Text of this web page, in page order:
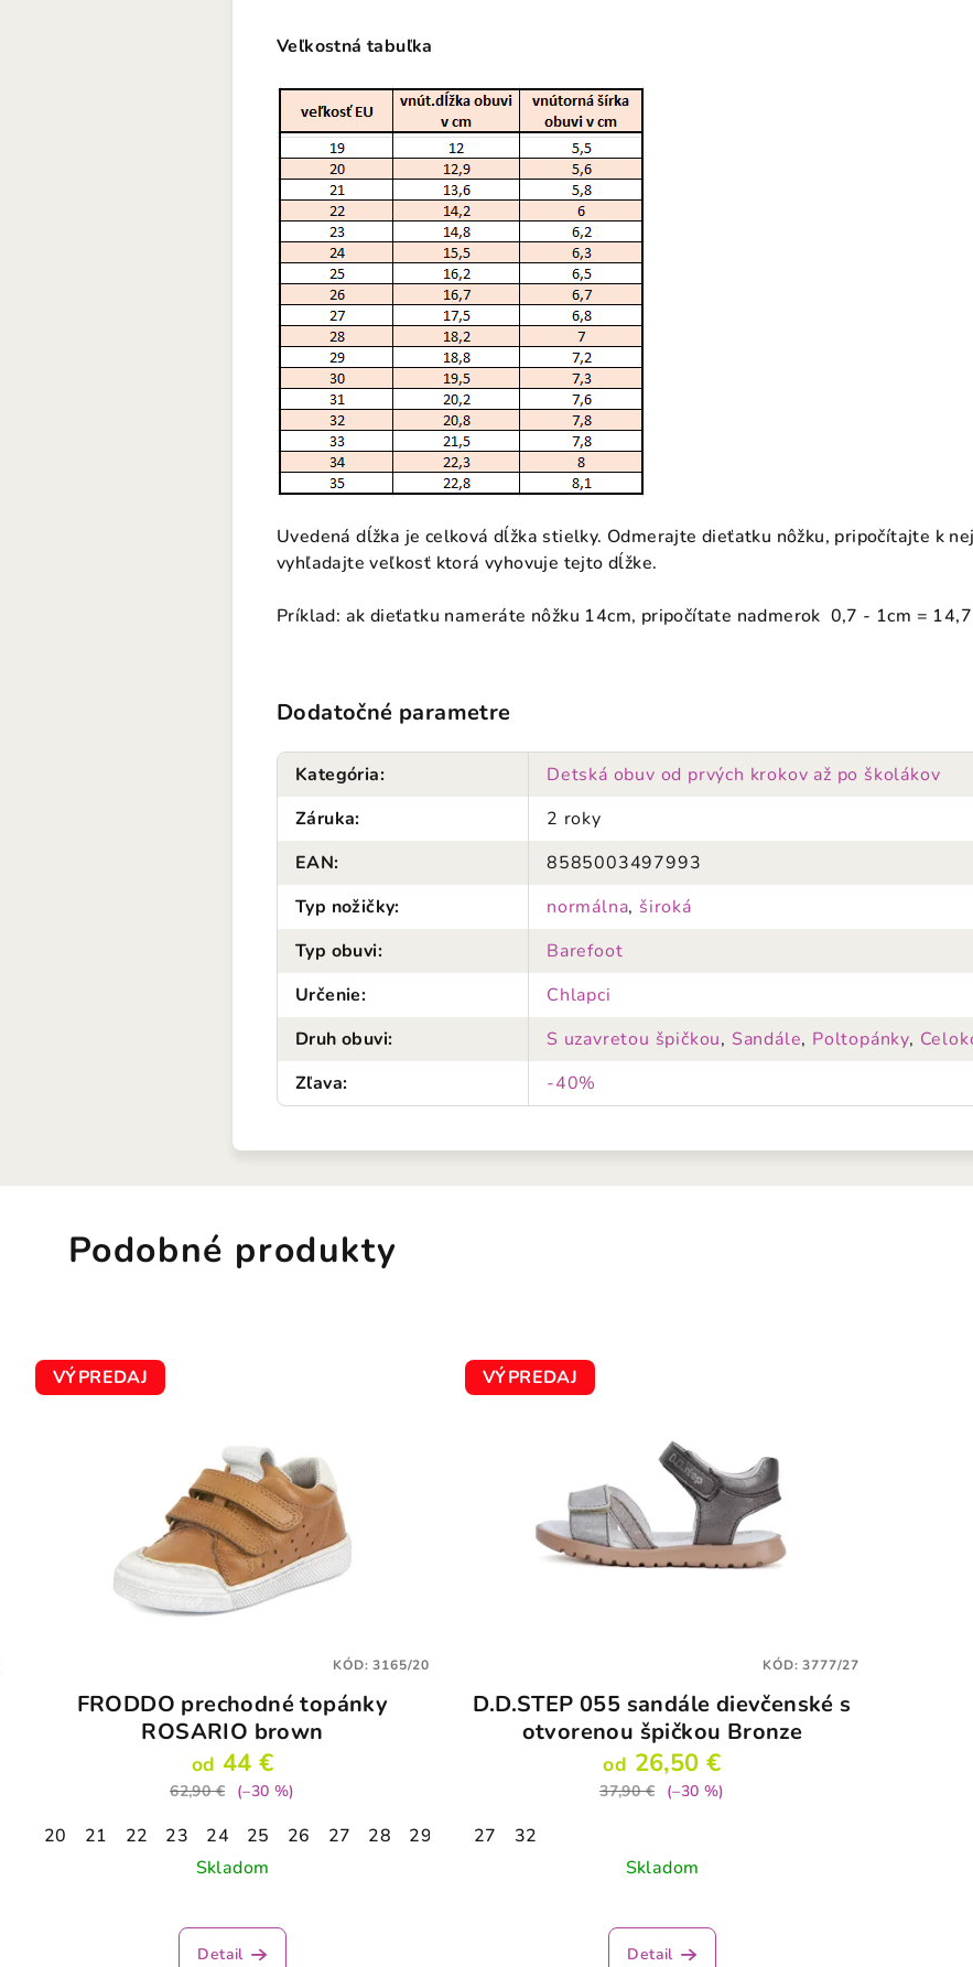
Veľkostná tabuľka
Uvedená dĺžka je celková dĺžka stielky. Odmerajte dieťatku nôžku, pripočítajte k
vyhľadajte veľkosť ktorá vyhovuje tejto dĺžke.
Príklad: ak dieťatku nameráte nôžku 14cm, pripočítate nadmerok 0,7 - 1cm =
Dodatočné parametre
Kategória:
Detská obuv od prvých krokov až po školákov
Záruka:
2 roky
EAN:
8585003497993
Typ nožičky: normálna, široká
Typ obuvi:
Barefoot
Určenie:
Chlapci
Druh obuvi: S uzavretou špičkou, Sandále, Poltopánky,
Zľava: -40%
Podobné produkty
VÝPREDAJ
FRODDO prechodné topánky
ROSARIO brown
od 44 €
62,90 € (–30 %)
20 21 22 23 24 25 26 27 28 29
Skladom
Detail
KÓD:3165/20
VÝPREDAJ
D.D.STEP 055 sandále dievčenské s
otvorenou špičkou Bronze
od 26,50 €
37,90 € (–30 %)
27
32
Skladom
Detail
KÓD:3777/27